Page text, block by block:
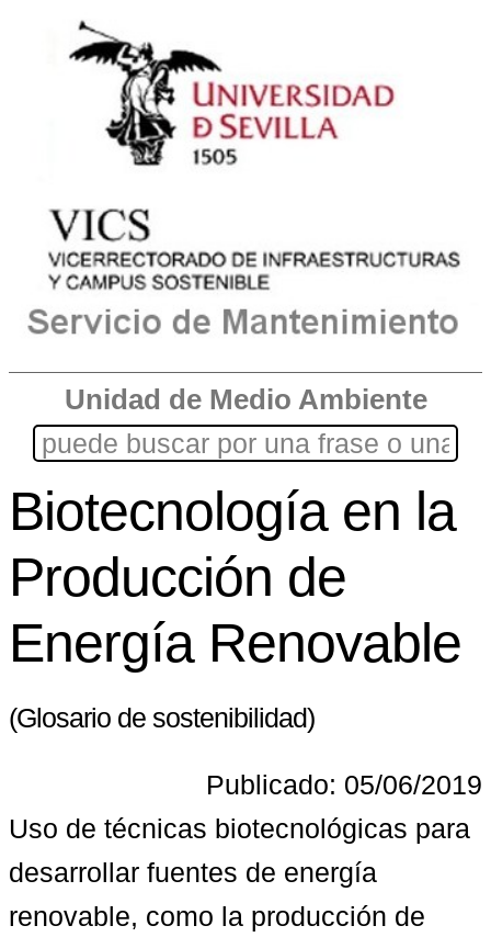
Unidad de Medio Ambiente
Biotecnología en la
Producción de
Energía Renovable
(Glosario de sostenibilidad)
Publicado: 05/06/2019
Uso de técnicas biotecnológicas para
desarrollar fuentes de energía
renovable, como la producción de